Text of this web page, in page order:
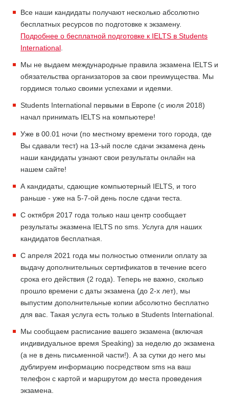
Все наши кандидаты получают несколько абсолютно
бесплатных ресурсов по подготовке к экзамену.
Подробнее о бесплатной подготовке к IELTS в Students
International
Мы не выдаем международные правила экзамена IELTS и
обязательства организаторов за свои преимущества. Мы
гордимся только своими успехами и идеями.
Students International первыми в Европе (с июля 2018)
начал принимать IELTS на компьютере!
Уже в 00.01 ночи (по местному времени того города, где
Вы сдавали тест) на 13-ый после сдачи экзамена день
наши кандидаты узнают свои результаты онлайн на
нашем сайте!
А кандидаты, сдающие компьютерный IELTS, и того
раньше - уже на 5-7-ой день после сдачи теста.
С октября 2017 года только наш центр сообщает
результаты эказмена IELTS по sms. Услуга для наших
кандидатов бесплатная.
С апреля 2021 года мы полностью отменили оплату за
выдачу дополнительных сертификатов в течение всего
срока его действия (2 года). Теперь не важно, сколько
прошло времени с даты экзамена (до 2-х лет), мы
выпустим дополнительные копии абсолютно бесплатно
для вас. Такая услуга есть только в Students International.
Мы сообщаем расписание вашего экзамена (включая
индивидуальное время Speaking) за неделю до экзамена
(а не в день письменной части!). А за сутки до него мы
дублируем информацию посредством sms на ваш
телефон с картой и маршрутом до места проведения
экзамена.